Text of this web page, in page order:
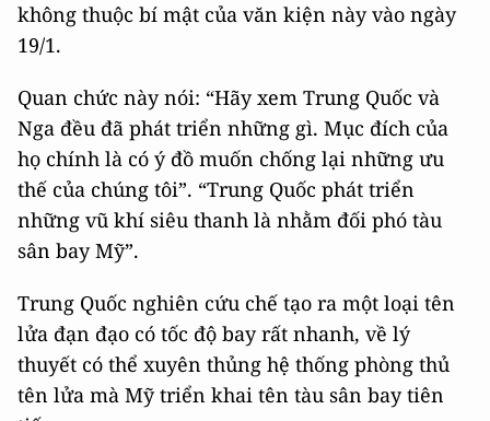
không thuộc bí mật của văn kiện này vào ngày
19/1.
Quan chức này nói: “Hãy xem Trung Quốc và
Nga đều đã phát triển những gì. Mục đích của
họ chính là có ý đồ muốn chống lại những ưu
thế của chúng tôi”. “Trung Quốc phát triển
những vũ khí siêu thanh là nhằm đối phó tàu
sân bay Mỹ”.
Trung Quốc nghiên cứu chế tạo ra một loại tên
lửa đạn đạo có tốc độ bay rất nhanh, về lý
thuyết có thể xuyên thủng hệ thống phòng thủ
tên lửa mà Mỹ triển khai tên tàu sân bay tiên